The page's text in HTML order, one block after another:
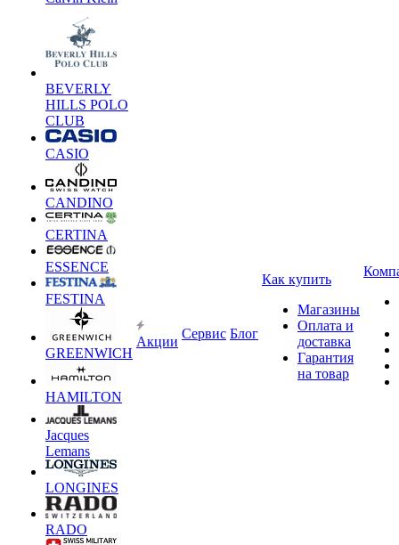
BEVERLY
HILLS POLO
CLUB
CASIO
CANDINO
CERTINA
ESSENCE
FESTINA
GREENWICH
HAMILTON
Jacques
Lemans
LONGINES
RADO
Акции
Сервис Блог
Как купить
Магазины
Оплата и
доставка
Гарантия
на товар